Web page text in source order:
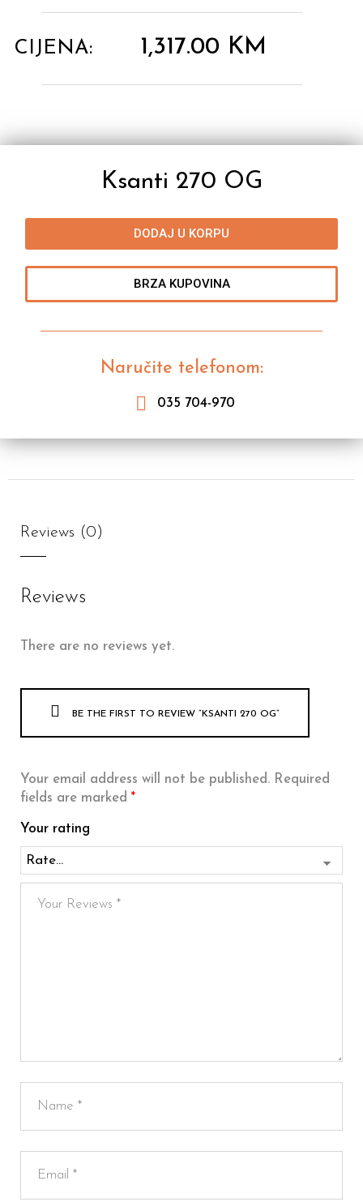
CIJENA: 1,317.00 KM
Ksanti 270 OG
DODAJ U KORPU
BRZA KUPOVINA
Naručite telefonom:
035 704-970
Reviews (0)
Reviews
There are no reviews yet.
BE THE FIRST TO REVIEW “KSANTI 270 OG”
Your email address will not be published. Required
fields are marked *
Your rating